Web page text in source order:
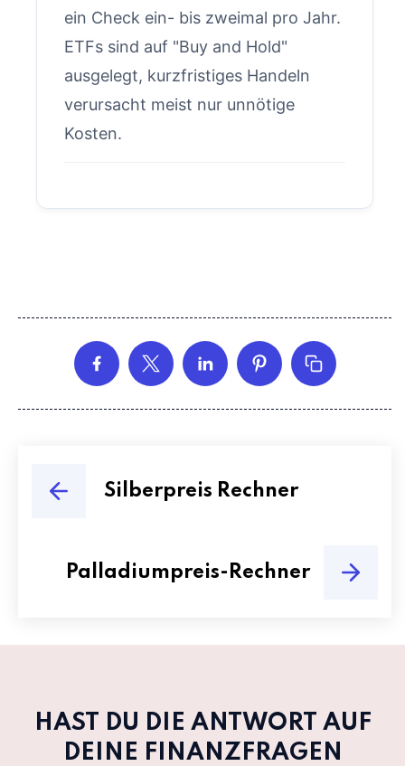
ein Check ein- bis zweimal pro Jahr.
ETFs sind auf "Buy and Hold"
ausgelegt, kurzfristiges Handeln
verursacht meist nur unnötige
Kosten.
Silberpreis Rechner
Palladiumpreis-Rechner
HAST DU DIE ANTWORT AUF
DEINE FINANZFRAGEN